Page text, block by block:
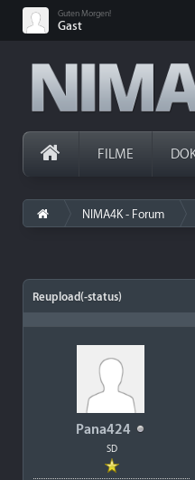
Guten Morgen!
Gast
FILME
NIMA4K - Forum
Reupload(-status)
Pana424
SD